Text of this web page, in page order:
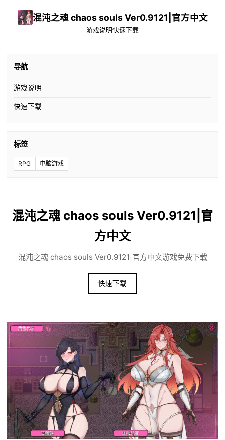
混沌之魂 chaos souls Ver0.9121|官方中文
游戏说明快速下载
导航
游戏说明
快速下载
标签
RPG 电脑游戏
混沌之魂 chaos souls Ver0.9121|官
方中文
混沌之魂 chaos souls Ver0.9121|官方中文游戏免费下载
快速下载